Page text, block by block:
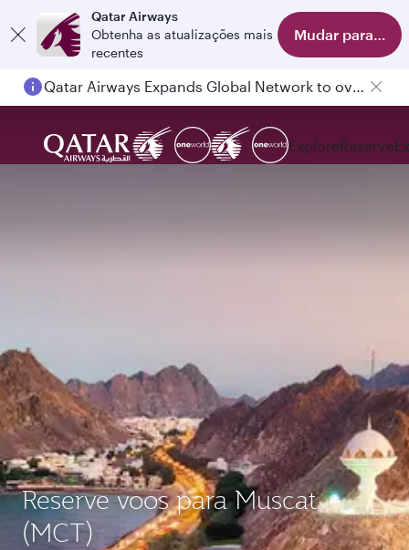
Qatar Airways
Obtenha as atualizações mais
recentes
Mudar para o
Qatar Airways Expands Global Network to over 160 Destinations
ExploreReserve
Reserve voos para Muscat
(MCT)